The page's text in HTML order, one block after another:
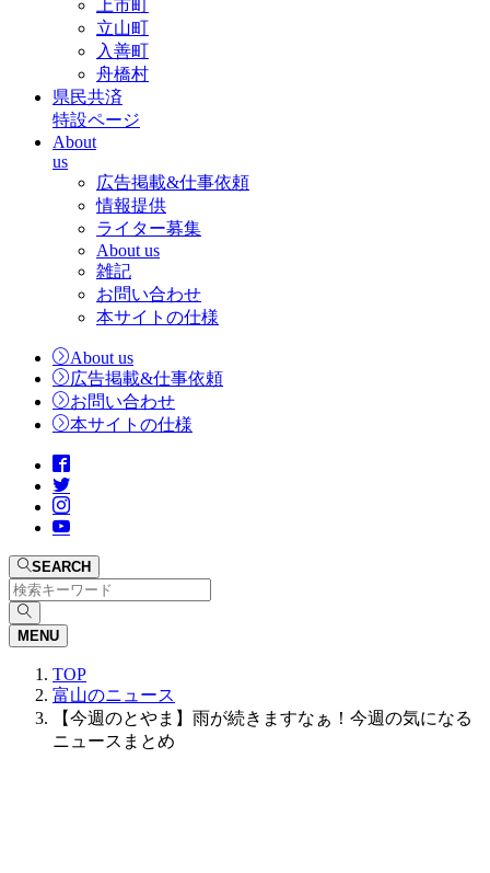
上市町
立山町
入善町
舟橋村
県民共済
特設ページ
About
us
広告掲載&仕事依頼
情報提供
ライター募集
About us
雑記
お問い合わせ
本サイトの仕様
About us
広告掲載&仕事依頼
お問い合わせ
本サイトの仕様
SEARCH
MENU
TOP
富山のニュース
【今週のとやま】雨が続きますなぁ！今週の気になる
ニュースまとめ